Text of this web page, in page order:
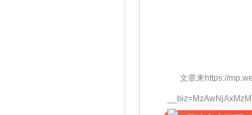
文章来https://